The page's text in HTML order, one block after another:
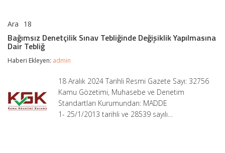
Ara 18
Sınav
Tebliğinde
Değişiklik
için
Bağımsız Denetçilik Sınav Tebliğinde Değişiklik Yapılmasına
Dair Tebliğ
Haberi Ekleyen: admin
18 Aralık 2024 Tarihli Resmi Gazete Sayı: 32756
Kamu Gözetimi, Muhasebe ve Denetim
Standartları Kurumundan: MADDE
1- 25/1/2013 tarihli ve 28539 sayılı…